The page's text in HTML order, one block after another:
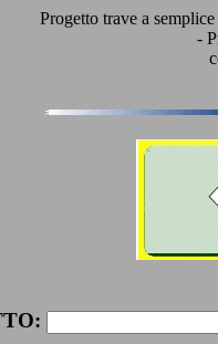
Progetto trave a
-